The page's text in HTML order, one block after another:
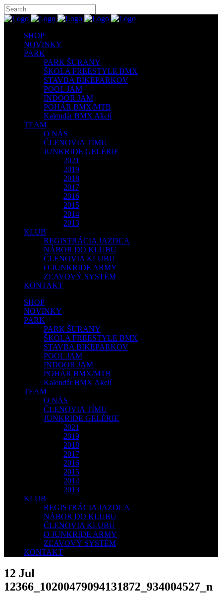
SHOP
NOVINKY
PARK
PARK ŠURANY
ŠKOLA FREESTYLE BMX
STAVBA BIKEPARKOV
POOL JAM
INDOOR JAM
POHÁR BMX/MTB
Kalendár BMX Akcií
TEAM
O NÁS
ČLENOVIA TÍMU
JUNKRIDE GELÉRIE
2021
2019
2018
2017
2016
2015
2014
2013
KLUB
REGISTRÁCIA JAZDCA
NÁBOR DO KLUBU
ČLENOVIA KLUBU
O JUNKRIDE ARMY
ZĽAVOVÝ SYSTÉM
KONTAKT
SHOP
NOVINKY
PARK
PARK ŠURANY
ŠKOLA FREESTYLE BMX
STAVBA BIKEPARKOV
POOL JAM
INDOOR JAM
POHÁR BMX/MTB
Kalendár BMX Akcií
TEAM
O NÁS
ČLENOVIA TÍMU
JUNKRIDE GELÉRIE
2021
2019
2018
2017
2016
2015
2014
2013
KLUB
REGISTRÁCIA JAZDCA
NÁBOR DO KLUBU
ČLENOVIA KLUBU
O JUNKRIDE ARMY
ZĽAVOVÝ SYSTÉM
KONTAKT
12 Jul
12366_10200479094131872_934004527_n